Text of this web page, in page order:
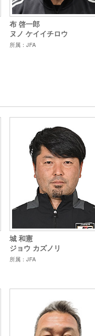
布 啓一郎
ヌノ ケイイチロウ
所属：JFA
城 和憲
ジョウ カズノリ
所属：JFA